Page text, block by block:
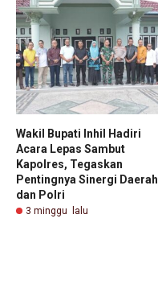
Wakil Bupati Inhil Hadiri
Acara Lepas Sambut
Kapolres, Tegaskan
Pentingnya Sinergi Daerah
dan Polri
3 minggu lalu